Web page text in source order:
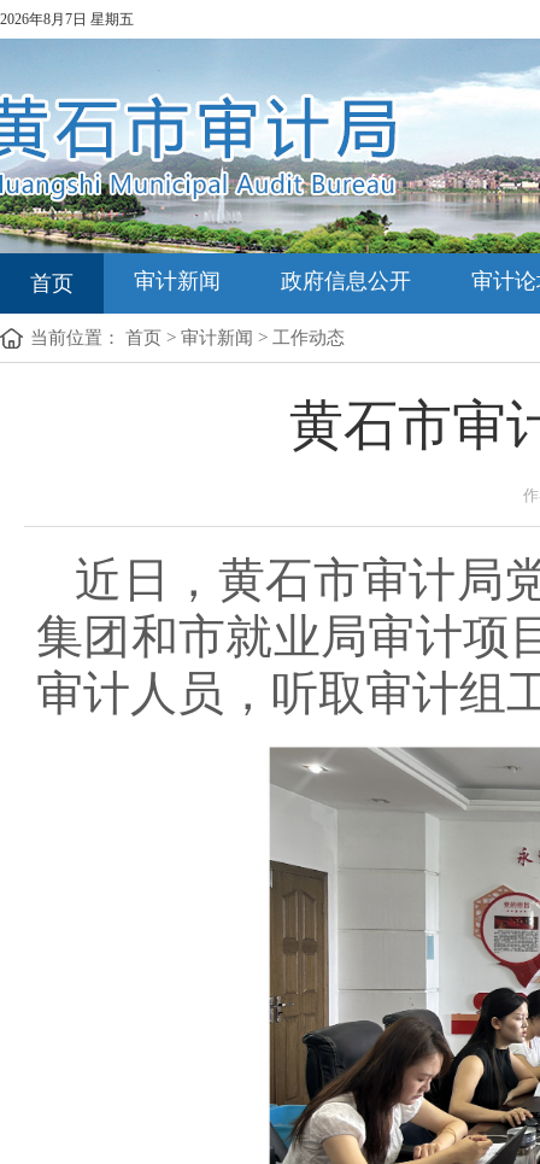
2026年8月7日 星期五
首页 审计新闻 政府信息公开 审计
当前位置： 首页 > 审计新闻 > 工作动态
黄石市审
近日，黄石市审计局
集团和市就业局审计项
审计人员，听取审计组